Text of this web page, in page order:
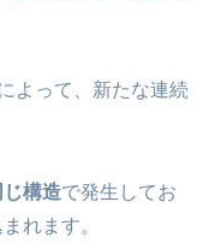
よって、新たな連続
じ構造で発生してお
れます。